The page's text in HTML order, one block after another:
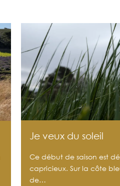
Je veux du soleil
Ce début de saison est
capricieux. Sur la côte
de…